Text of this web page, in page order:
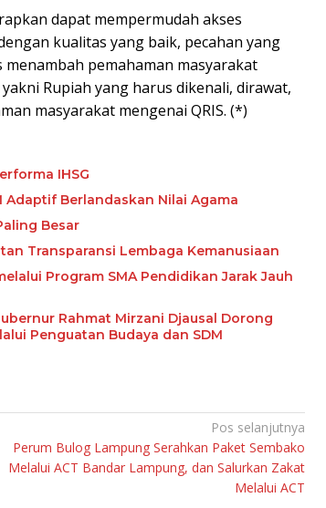
dapat mempermudah akses
kualitas yang baik, pecahan yang
pemahaman masyarakat
Rupiah yang harus dikenali, dirawat,
masyarakat mengenai QRIS. (*)
IHSG
Adaptif Berlandaskan Nilai Agama
Besar
Transparansi Lembaga Kemanusiaan
Program SMA Pendidikan Jarak Jauh
Rahmat Mirzani Djausal Dorong
Penguatan Budaya dan SDM
Pos selanjutnya
Perum Bulog Lampung Serahkan Paket Sembako
Melalui ACT Bandar Lampung, dan Salurkan Zakat
Melalui ACT